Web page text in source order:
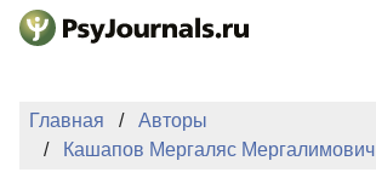
Перейти к основному содержанию
ИЗДАНИЯ
АВТОРЫ
Главная
Авторы
Кашапов Мергаляс Мергалимович